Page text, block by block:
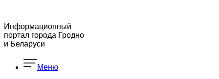
Информационный
портал города Гродно
и Беларуси
Меню